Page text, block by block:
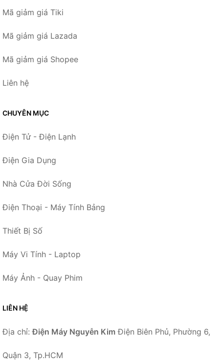
Mã giảm giá Tiki
Mã giảm giá Lazada
Mã giảm giá Shopee
Liên hệ
CHUYÊN MỤC
Điện Tử - Điện Lạnh
Điện Gia Dụng
Nhà Cửa Đời Sống
Điện Thoại - Máy Tính Bảng
Thiết Bị Số
Máy Vi Tính - Laptop
Máy Ảnh - Quay Phim
LIÊN HỆ
Địa chỉ:Điện Máy Nguyễn Kim Điện Biên Phủ, Phường 6,
Quận 3, Tp.HCM